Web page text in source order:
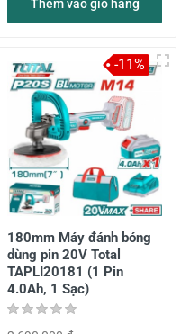
Thêm vào giỏ hàng
180mm Máy đánh bóng
dùng pin 20V Total
TAPLI20181 (1 Pin
4.0Ah, 1 Sạc)
-11%